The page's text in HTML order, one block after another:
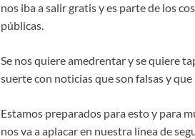
nos iba a salir gratis y es parte de los
públicas.
Se nos quiere amedrentar y se quiere
suerte con noticias que son falsas y
Estamos preparados para esto y para
nos va a aplacar en nuestra línea de